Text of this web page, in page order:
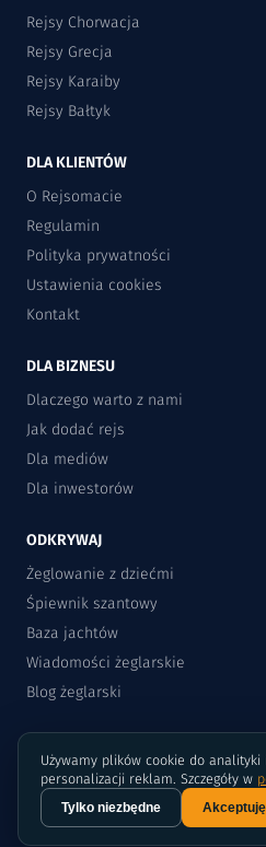
Używamy plików cookie do
personalizacji reklam. Szczegóły w
Tylko niezbędne Akceptuję
Rejsy Chorwacja
Rejsy Grecja
Rejsy Karaiby
Rejsy Bałtyk
DLA KLIENTÓW
O Rejsomacie
Regulamin
Polityka prywatności
Ustawienia cookies
Kontakt
DLA BIZNESU
Dlaczego warto z nami
Jak dodać rejs
Dla mediów
Dla inwestorów
ODKRYWAJ
Żeglowanie z dziećmi
Śpiewnik szantowy
Baza jachtów
Wiadomości żeglarskie
Blog żeglarski
©2015-2026 Rejsomat.pl